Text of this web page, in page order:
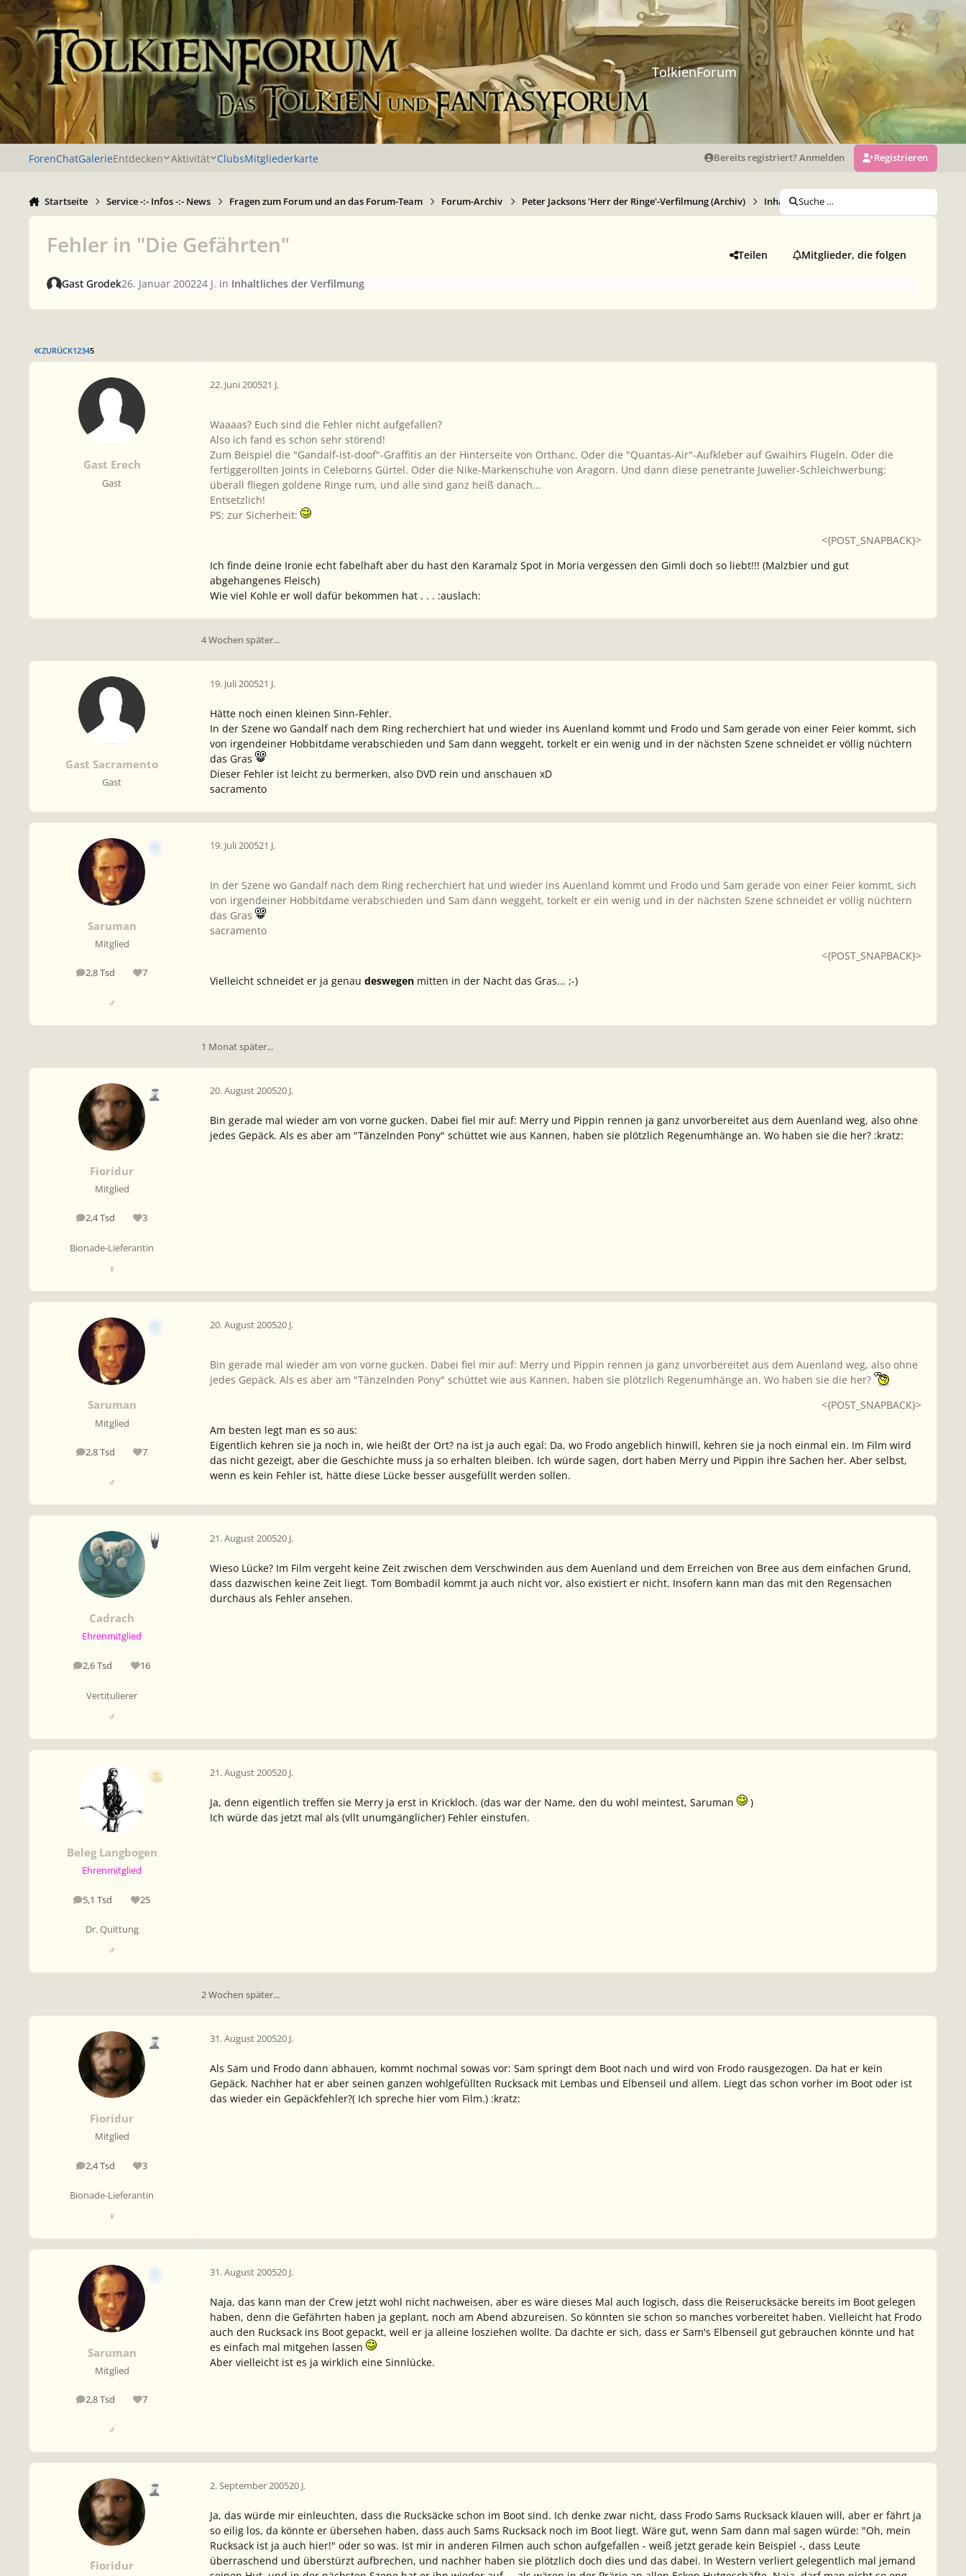
Zu Inhalt springen
TolkienForum
ForenChatGalerieEntdecken Aktivität ClubsMitgliederkarte Bereits registriert? Anmelden Registrieren
Startseite Service -:- Infos -:- News Fragen zum Forum und an das Forum-Team Forum-Archiv Peter Jacksons 'Herr der Ringe'-Verfilmung (Archiv) Inhaltliches der Verfilmung
Suche …
Fehler in "Die Gefährten" Teilen Mitglieder, die folgen
Gast Grodek26. Januar 200224 J. in Inhaltliches der Verfilmung
ERSTE SEITE
ZURÜCK12345
Gast Erech
Gast
22. Juni 200521 J.
Waaaas? Euch sind die Fehler nicht aufgefallen?
Also ich fand es schon sehr störend!
Zum Beispiel die "Gandalf-ist-doof"-Graffitis an der Hinterseite von Orthanc. Oder die "Quantas-Air"-Aufkleber auf Gwaihirs Flügeln. Oder die
fertiggerollten Joints in Celeborns Gürtel. Oder die Nike-Markenschuhe von Aragorn. Und dann diese penetrante Juwelier-Schleichwerbung:
überall fliegen goldene Ringe rum, und alle sind ganz heiß danach...
Entsetzlich!
PS: zur Sicherheit:
<{POST_SNAPBACK}>
Ich finde deine Ironie echt fabelhaft aber du hast den Karamalz Spot in Moria vergessen den Gimli doch so liebt!!! (Malzbier und gut
abgehangenes Fleisch)
Wie viel Kohle er woll dafür bekommen hat . . . :auslach:
4 Wochen später...
Gast Sacramento
Gast
19. Juli 200521 J.
Hätte noch einen kleinen Sinn-Fehler.
In der Szene wo Gandalf nach dem Ring recherchiert hat und wieder ins Auenland kommt und Frodo und Sam gerade von einer Feier kommt, sich
von irgendeiner Hobbitdame verabschieden und Sam dann weggeht, torkelt er ein wenig und in der nächsten Szene schneidet er völlig nüchtern
das Gras
Dieser Fehler ist leicht zu bermerken, also DVD rein und anschauen xD
sacramento
Saruman
Mitglied
2,8 Tsd
Beiträge 7
Reputation
♂
19. Juli 200521 J.
In der Szene wo Gandalf nach dem Ring recherchiert hat und wieder ins Auenland kommt und Frodo und Sam gerade von einer Feier kommt, sich
von irgendeiner Hobbitdame verabschieden und Sam dann weggeht, torkelt er ein wenig und in der nächsten Szene schneidet er völlig nüchtern
das Gras
sacramento
<{POST_SNAPBACK}>
Vielleicht schneidet er ja genau deswegen mitten in der Nacht das Gras... ;-)
1 Monat später...
Fioridur
Mitglied
2,4 Tsd
Beiträge 3
Reputation
Bionade-Lieferantin
♀
20. August 200520 J.
Bin gerade mal wieder am von vorne gucken. Dabei fiel mir auf: Merry und Pippin rennen ja ganz unvorbereitet aus dem Auenland weg, also ohne
jedes Gepäck. Als es aber am "Tänzelnden Pony" schüttet wie aus Kannen, haben sie plötzlich Regenumhänge an. Wo haben sie die her? :kratz:
Saruman
Mitglied
2,8 Tsd
Beiträge 7
Reputation
♂
20. August 200520 J.
Bin gerade mal wieder am von vorne gucken. Dabei fiel mir auf: Merry und Pippin rennen ja ganz unvorbereitet aus dem Auenland weg, also ohne
jedes Gepäck. Als es aber am "Tänzelnden Pony" schüttet wie aus Kannen, haben sie plötzlich Regenumhänge an. Wo haben sie die her?
<{POST_SNAPBACK}>
Am besten legt man es so aus:
Eigentlich kehren sie ja noch in, wie heißt der Ort? na ist ja auch egal: Da, wo Frodo angeblich hinwill, kehren sie ja noch einmal ein. Im Film wird
das nicht gezeigt, aber die Geschichte muss ja so erhalten bleiben. Ich würde sagen, dort haben Merry und Pippin ihre Sachen her. Aber selbst,
wenn es kein Fehler ist, hätte diese Lücke besser ausgefüllt werden sollen.
Cadrach
Ehrenmitglied
2,6 Tsd
Beiträge 16
Reputation
Vertitulierer
♂
21. August 200520 J.
Wieso Lücke? Im Film vergeht keine Zeit zwischen dem Verschwinden aus dem Auenland und dem Erreichen von Bree aus dem einfachen Grund,
dass dazwischen keine Zeit liegt. Tom Bombadil kommt ja auch nicht vor, also existiert er nicht. Insofern kann man das mit den Regensachen
durchaus als Fehler ansehen.
Beleg Langbogen
Ehrenmitglied
5,1 Tsd
Beiträge 25
Reputation
Dr. Quittung
♂
21. August 200520 J.
Ja, denn eigentlich treffen sie Merry ja erst in Krickloch. (das war der Name, den du wohl meintest, Saruman
)
Ich würde das jetzt mal als (vllt unumgänglicher) Fehler einstufen.
2 Wochen später...
Fioridur
Mitglied
2,4 Tsd
Beiträge 3
Reputation
Bionade-Lieferantin
♀
31. August 200520 J.
Als Sam und Frodo dann abhauen, kommt nochmal sowas vor: Sam springt dem Boot nach und wird von Frodo rausgezogen. Da hat er kein
Gepäck. Nachher hat er aber seinen ganzen wohlgefüllten Rucksack mit Lembas und Elbenseil und allem. Liegt das schon vorher im Boot oder ist
das wieder ein Gepäckfehler?( Ich spreche hier vom Film.) :kratz:
Saruman
Mitglied
2,8 Tsd
Beiträge 7
Reputation
♂
31. August 200520 J.
Naja, das kann man der Crew jetzt wohl nicht nachweisen, aber es wäre dieses Mal auch logisch, dass die Reiserucksäcke bereits im Boot gelegen
haben, denn die Gefährten haben ja geplant, noch am Abend abzureisen. So könnten sie schon so manches vorbereitet haben. Vielleicht hat Frodo
auch den Rucksack ins Boot gepackt, weil er ja alleine losziehen wollte. Da dachte er sich, dass er Sam's Elbenseil gut gebrauchen könnte und hat
es einfach mal mitgehen lassen
Aber vielleicht ist es ja wirklich eine Sinnlücke.
Fioridur
2. September 200520 J.
Ja, das würde mir einleuchten, dass die Rucksäcke schon im Boot sind. Ich denke zwar nicht, dass Frodo Sams Rucksack klauen will, aber er fährt ja
so eilig los, da könnte er übersehen haben, dass auch Sams Rucksack noch im Boot liegt. Wäre gut, wenn Sam dann mal sagen würde: "Oh, mein
Rucksack ist ja auch hier!" oder so was. Ist mir in anderen Filmen auch schon aufgefallen - weiß jetzt gerade kein Beispiel -, dass Leute
überraschend und überstürzt aufbrechen, und nachher haben sie plötzlich doch dies und das dabei. In Western verliert gelegentlich mal jemand